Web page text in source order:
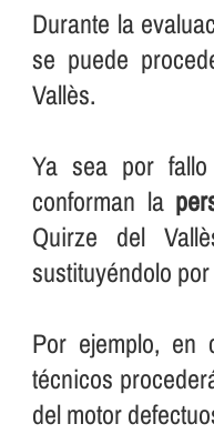
Durante la
se puede
Vallès.
Ya sea por
conforman la
Quirze del
sustituyéndolo
Por ejemplo, en
técnicos
del motor